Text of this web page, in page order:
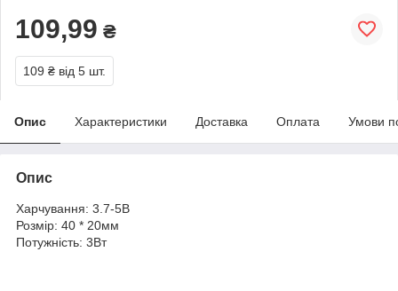
109,99 ₴
109 ₴ від 5 шт.
Опис Характеристики Доставка Оплата Умови
Опис
Харчування: 3.7-5В
Розмір: 40 * 20мм
Потужність: 3Вт